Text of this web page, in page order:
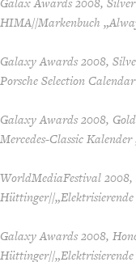
HIMA//Markenbuch
Galaxy Awards 2008,
Porsche Selection
Galaxy Awards 2008,
Mercedes-Classic
WorldMediaFestival
Hüttinger//
Galaxy Awards 2008,
Hüttinger//